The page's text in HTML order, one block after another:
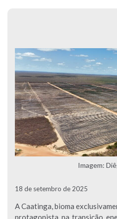
Imagem:
18 de setembro de 2025
A Caatinga, bioma
protagonista na transição